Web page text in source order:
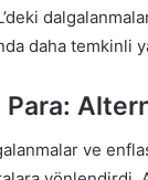
daha temkinli
ve